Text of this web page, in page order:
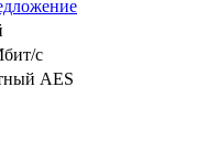
с
AES